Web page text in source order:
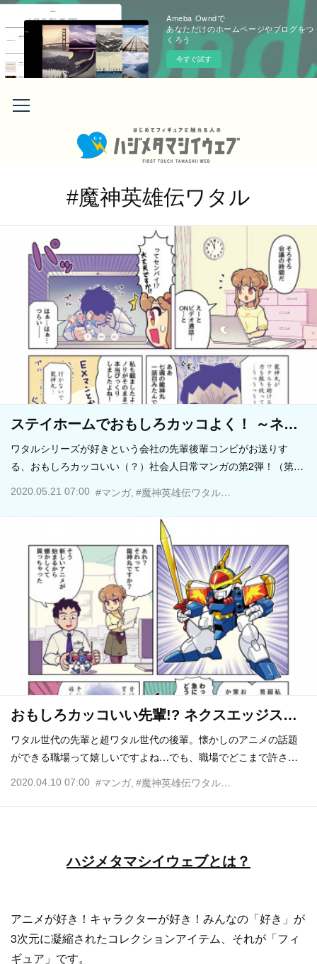
Ameba Owndで
あなただけのホームページやブログをつ
くろう
今すぐ試す
#魔神英雄伝ワタル
ステイホームでおもしろカッコよく！ ～ネ…
ワタルシリーズが好きという会社の先輩後輩コンビがお送りす
る、おもしろカッコいい（？）社会人日常マンガの第2弾！（第…
2020.05.21 07:00 #マンガ #魔神英雄伝ワタル #まえだくん
おもしろカッコいい先輩!? ネクスエッジス…
ワタル世代の先輩と超ワタル世代の後輩。懐かしのアニメの話題
ができる職場って嬉しいですよね…でも、職場でどこまで許さ…
2020.04.10 07:00 #マンガ #魔神英雄伝ワタル #まえだくん
ハジメタマシイウェブとは？
アニメが好き！キャラクターが好き！みんなの「好き」が
3次元に凝縮されたコレクションアイテム、それが「フィ
ギュア」です。